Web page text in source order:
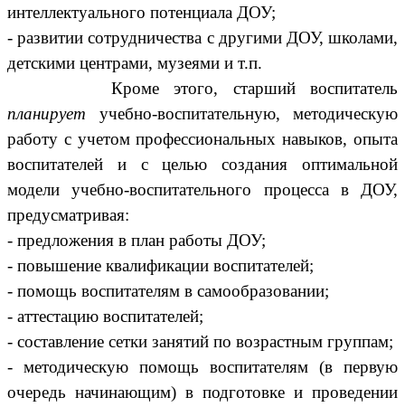
интеллектуального потенциала ДОУ;
- развитии сотрудничества с другими ДОУ, школами,
детскими центрами, музеями и т.п.
Кроме этого, старший воспитатель
планирует учебно-воспитательную, методическую
работу с учетом профессиональных навыков, опыта
воспитателей и с целью создания оптимальной
модели учебно-воспитательного процесса в ДОУ,
предусматривая:
- предложения в план работы ДОУ;
- повышение квалификации воспитателей;
- помощь воспитателям в самообразовании;
- аттестацию воспитателей;
- составление сетки занятий по возрастным группам;
- методическую помощь воспитателям (в первую
очередь начинающим) в подготовке и проведении